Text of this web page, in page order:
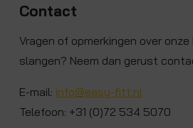
Contact
Vragen of opmerkingen over onze
slangen? Neem dan gerust
E-mail: info@easy-fitt.nl
Telefoon: +31 (0)72 534 5070